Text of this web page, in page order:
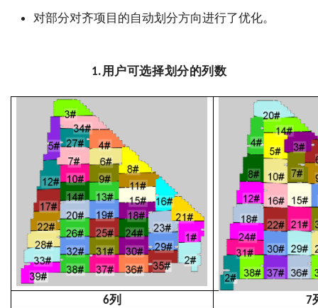
对部分对齐项目的自动划分方向进行了优化。
1.用户可选择划分的列数
6列 7